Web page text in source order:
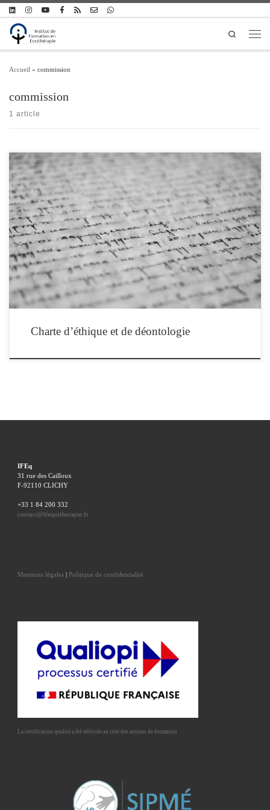
Passer au contenu
Search
Accueil » commission
commission
1 article
Charte d’Ethique et de Déontologie des équithérapeutes PRÉAMBULE Le soin
psychique médiatisé par un équidé et dispensé à une personne dans ses dimensions
psychique et corporelle fonde l’existence des équithérapeutes. La présente Charte
d’Ethique et de Déontologie a pour objet de servir de règle professionnelle aux
hommes et aux femmes […]
Charte d’éthique et de déontologie
IFEq
31 rue des Cailloux
F-92110 CLICHY
+33 1 84 200 332
contact@ifequitherapie.fr
Mentions légales| Politique de confidentialité
La certification qualité a été délivrée au titre des actions de formation